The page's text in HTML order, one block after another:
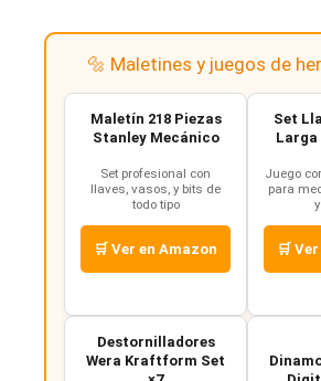
🔩 Maletines y juegos de
Maletín 218 Piezas
Stanley Mecánico
Set profesional con
llaves, vasos, y bits de
todo tipo
🛒 Ver en Amazon
Set
Larga
Juego
para
🛒
Destornilladores
Wera Kraftform Set